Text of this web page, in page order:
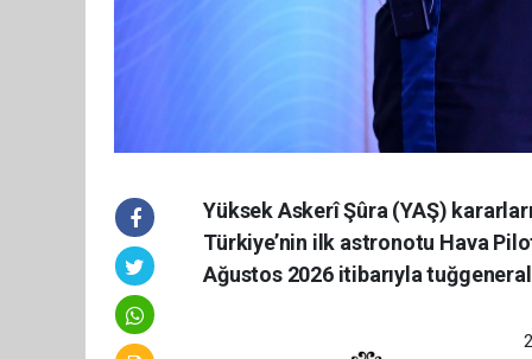
Yüksek Askerî Şûra (YAŞ)
Türkiye’nin ilk astronotu Hava
Ağustos 2026 itibarıyla